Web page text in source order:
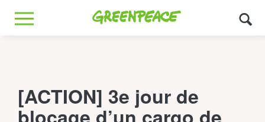
Greenpeace
MENU
[ACTION] 3e jour de